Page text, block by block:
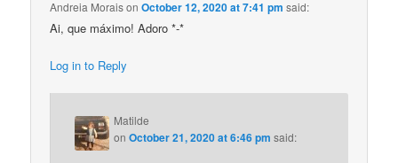
Andreia MoraisonOctober 12, 2020 at 7:41 pm said:
Ai, que máximo! Adoro *-*
Log in to Reply
Matilde
onOctober 21, 2020 at 6:46 pm said: